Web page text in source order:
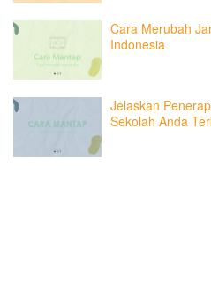
Cara Merubah
Indonesia
Jelaskan
Sekolah Anda